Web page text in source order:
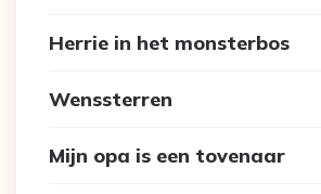
Herrie in het monsterbos
Wenssterren
Mijn opa is een tovenaar